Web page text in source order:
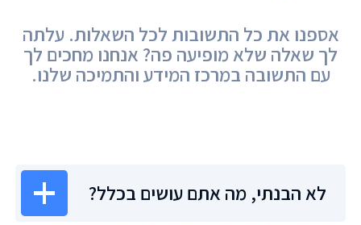
לא הבנתי, מה אתם עושים בכלל?
אספנו את כל התשובות לכל השאלות. עלתה
לך שאלה שלא מופיעה פה? אנחנו מחכים לך
עם התשובה במרכז המידע והתמיכה שלנו.